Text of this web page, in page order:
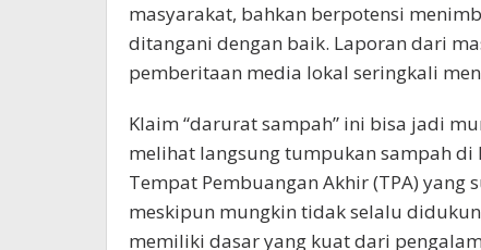
masyarakat, bahkan berpotensi
ditangani dengan baik. Laporan dari
pemberitaan media lokal seringkali
Klaim “darurat sampah” ini bisa jadi
melihat langsung tumpukan sampah di
Tempat Pembuangan Akhir (TPA) yang
meskipun mungkin tidak selalu
memiliki dasar yang kuat dari